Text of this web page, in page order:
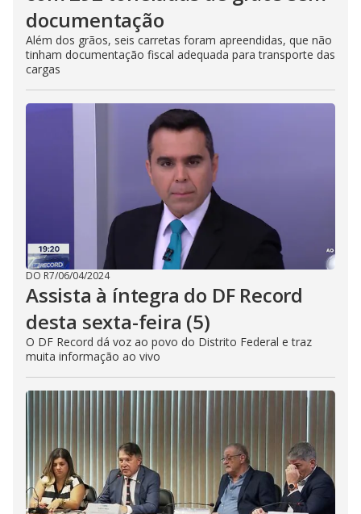
documentação
Além dos grãos, seis carretas foram apreendidas, que não
tinham documentação fiscal adequada para transporte das
cargas
DO R7/06/04/2024
Assista à íntegra do DF Record
desta sexta-feira (5)
O DF Record dá voz ao povo do Distrito Federal e traz
muita informação ao vivo